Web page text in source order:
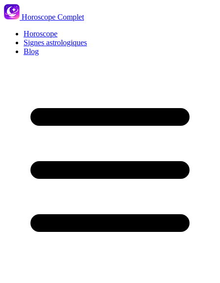
Horoscope Complet
Horoscope
Signes astrologiques
Blog